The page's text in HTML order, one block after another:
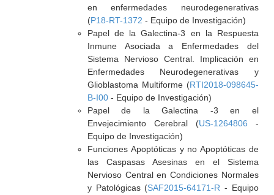
en enfermedades neurodegenerativas
(P18-RT-1372 - Equipo de Investigación)
Papel de la Galectina-3 en la Respuesta
Inmune Asociada a Enfermedades del
Sistema Nervioso Central. Implicación en
Enfermedades Neurodegenerativas y
Glioblastoma Multiforme (RTI2018-098645-
B-I00- Equipo de Investigación)
Papel de la Galectina -3 en el
Envejecimiento Cerebral (US-1264806 -
Equipo de Investigación)
Funciones Apoptóticas y no Apoptóticas de
las Caspasas Asesinas en el Sistema
Nervioso Central en Condiciones Normales
y Patológicas (SAF2015-64171-R - Equipo